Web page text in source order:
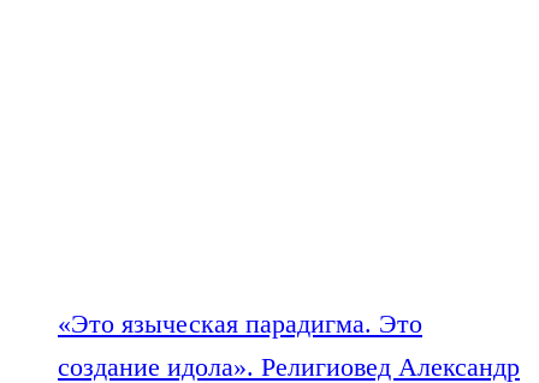
«Это языческая парадигма. Это
создание идола». Религиовед Александр